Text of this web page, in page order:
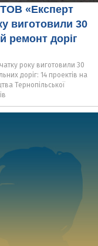
ТОВ «Експерт
виготовили 30
ремонт доріг
року виготовили 30
доріг: 14 проектів на
Тернопільської